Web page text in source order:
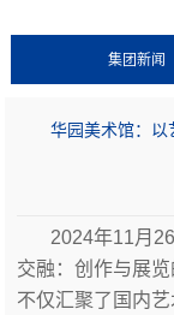
集团新闻
华园美术馆：以
2024年11月
交融：创作与展
不仅汇聚了国内